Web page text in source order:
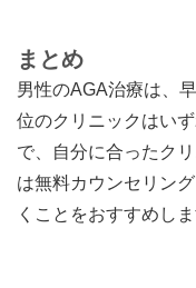
まとめ
男性のAGA治療は、
位のクリニックはい
で、自分に合ったク
は無料カウンセリン
くことをおすすめしま